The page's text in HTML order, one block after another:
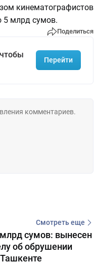
кинематографистов
5 млрд сумов.
Поделиться
Перейти
Смотреть еще
сумов: вынесен
об обрушении